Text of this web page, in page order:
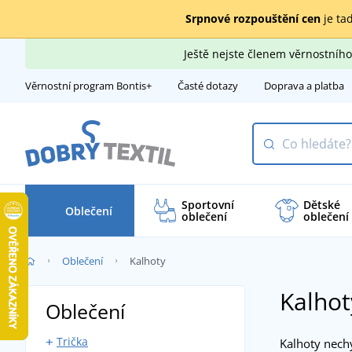
Srpnové rozpouštění cenje
Ještě nejste členem
Věrnostní program Bontis+ Časté dotazy Doprava a platba
Oblečení Sportovní
oblečení
Dětské
oblečení
Oblečení Kalhoty
Kalhoty
Oblečení
Trička